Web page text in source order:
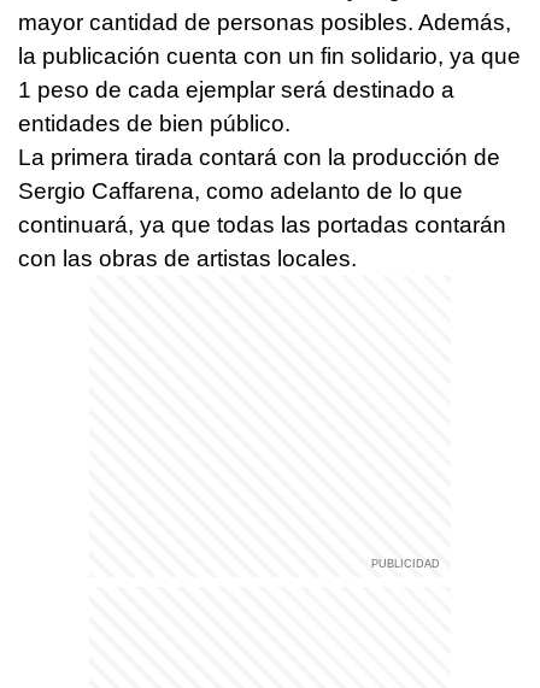
mayor cantidad de personas posibles. Además,
la publicación cuenta con un fin solidario, ya que
1 peso de cada ejemplar será destinado a
entidades de bien público.
La primera tirada contará con la producción de
Sergio Caffarena, como adelanto de lo que
continuará, ya que todas las portadas contarán
con las obras de artistas locales.